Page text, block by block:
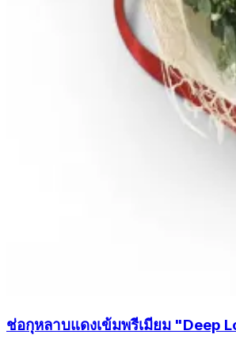
ช่อกุหลาบแดงเข้มพรีเมียม "Deep